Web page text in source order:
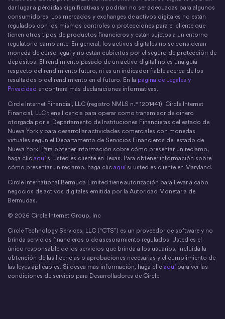
dar lugar a pérdidas significativas y podrían no ser adecuadas para algunos
consumidores. Los mercados y exchanges de activos digitales no están
regulados con los mismos controles o protecciones para el cliente que
tienen otros tipos de productos financieros y están sujetos a un entorno
regulatorio cambiante. En general, los activos digitales no se consideran
moneda de curso legal y no están cubiertos por el seguro de protección de
depósitos. El rendimiento pasado de un activo digital no es una guía
respecto del rendimiento futuro, ni es un indicador fiable acerca de los
resultados o del rendimiento en el futuro. En la página de Legales y
Privacidad encontrará más declaraciones informativas.
Circle Internet Financial, LLC (registro NMLS n.° 1201441). Circle Internet
Financial, LLC tiene licencia para operar como transmisor de dinero
otorgada por el Departamento de Instituciones Financieras del estado de
Nueva York y para desarrollar actividades comerciales con monedas
virtuales según el Departamento de Servicios Financieros del estado de
Nueva York. Para obtener información sobre cómo presentar un reclamo,
haga clic aquí si usted es cliente en Texas. Para obtener información sobre
cómo presentar un reclamo, haga clic aquí si usted es cliente en Maryland.
Circle International Bermuda Limited tiene autorización para llevar a cabo
negocios de activos digitales emitida por la Autoridad Monetaria de
Bermudas.
© 2026 Circle Internet Group, Inc
Circle Technology Services, LLC (“CTS”) es un proveedor de software y no
brinda servicios financieros o de asesoramiento regulados. Usted es el
único responsable de los servicios que brinda a los usuarios, incluida la
obtención de las licencias o aprobaciones necesarias y el cumplimiento de
las leyes aplicables. Si desea más información, haga clic aquí para ver las
condiciones de servicio para Desarrolladores de Circle.